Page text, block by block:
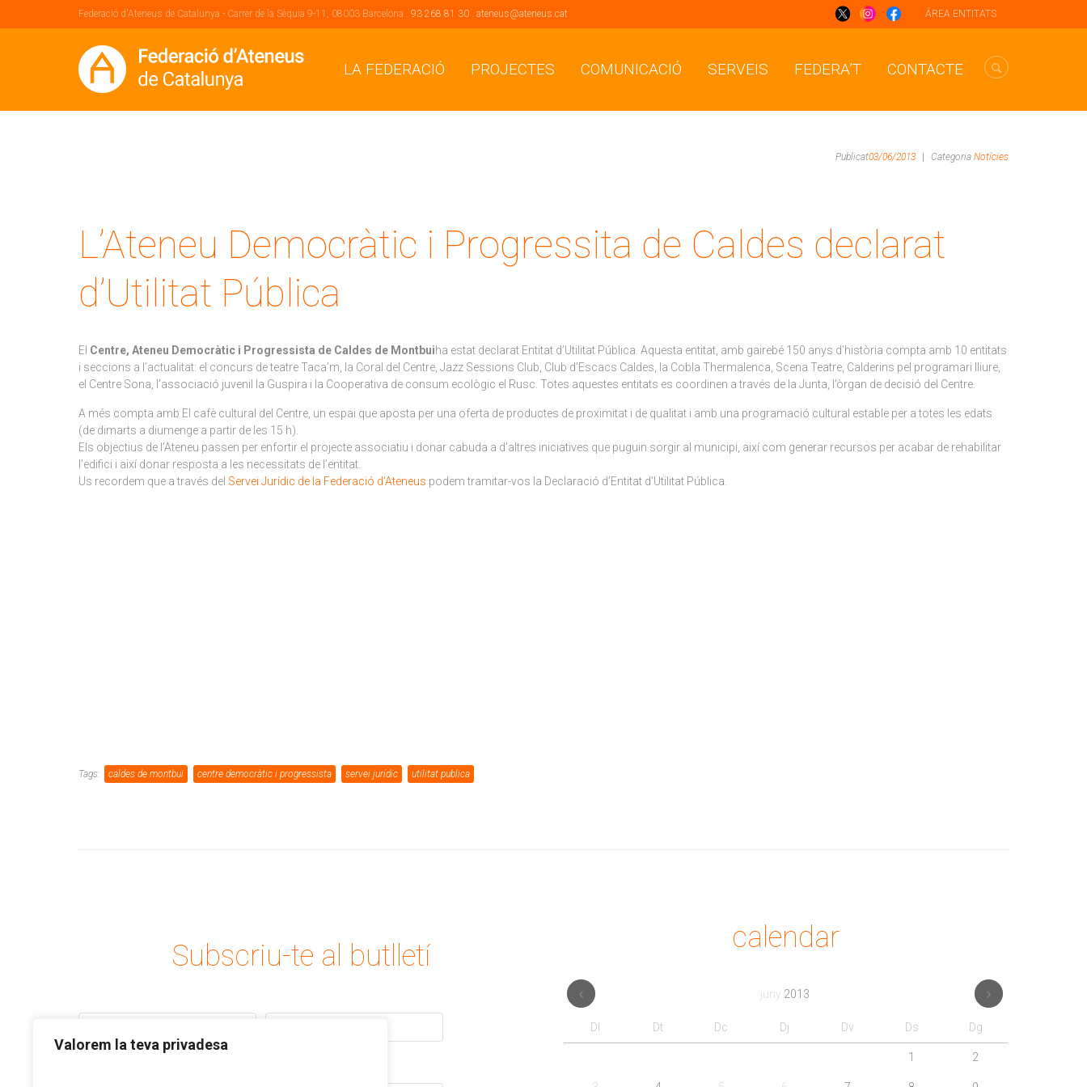
Valorem la teva privadesa
ÁREA ENTITATS
Federació d'Ateneus de Catalunya - Carrer de la Sèquia 9-11, 08003 Barcelona . 93 268 81 30 . ateneus@ateneus.cat
LA FEDERACIÓ PROJECTES COMUNICACIÓ SERVEIS FEDERA’T CONTACTE
Publicat03/06/2013 Categoria Notícies
L’Ateneu Democràtic i Progressita de Caldes declarat
d’Utilitat Pública
El Centre, Ateneu Democràtic i Progressista de Caldes de Montbuiha estat declarat Entitat d’Utilitat Pública. Aquesta entitat, amb gairebé 150 anys d’història compta amb 10 entitats
i seccions a l’actualitat: el concurs de teatre Taca’m, la Coral del Centre, Jazz Sessions Club, Club d’Escacs Caldes, la Cobla Thermalenca, Scena Teatre, Calderins pel programari lliure,
el Centre Sona, l’associació juvenil la Guspira i la Cooperativa de consum ecològic el Rusc. Totes aquestes entitats es coordinen a través de la Junta, l’òrgan de decisió del Centre.
A més compta amb El cafè cultural del Centre, un espai que aposta per una oferta de productes de proximitat i de qualitat i amb una programació cultural estable per a totes les edats
(de dimarts a diumenge a partir de les 15 h).
Els objectius de l’Ateneu passen per enfortir el projecte associatiu i donar cabuda a d’altres iniciatives que puguin sorgir al municipi, així com generar recursos per acabar de rehabilitar
l’edifici i així donar resposta a les necessitats de l’entitat.
Us recordem que a través del Servei Jurídic de la Federació d’Ateneus podem tramitar-vos la Declaració d’Entitat d’Utilitat Pública.
Tags: caldes de montbui centre democràtic i progressista servei jurídic utilitat publica
Subscriu-te al butlletí
calendar
juny 2013
Dl Dt Dc Dj Dv Ds Dg
1 2